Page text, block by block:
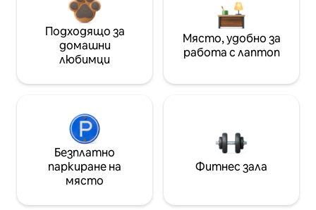
Подходящо за
домашни
любимци
Място, удобно за
работа с лаптоп
Безплатно
паркиране на
място
Фитнес зала